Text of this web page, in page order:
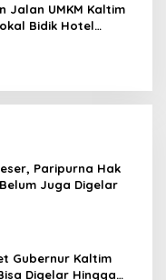
Jalan UMKM Kaltim
Bidik Hotel
Paripurna Hak
Juga Digelar
Gubernur Kaltim
Digelar Hingga